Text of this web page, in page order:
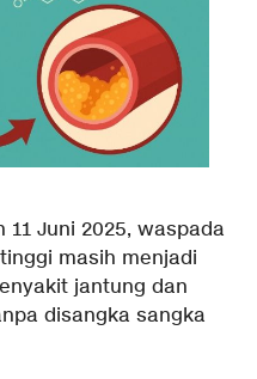
11 Juni 2025, waspada
masih menjadi
jantung dan
disangka sangka